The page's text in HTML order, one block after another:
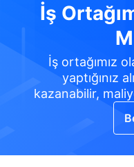
İş
İş ortağımız
yaptığınız
kazanabilir,